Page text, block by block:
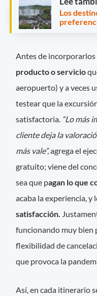
Los
Antes de
producto o servicio
aeropuerto) y a veces
testear que la
satisfactoria. “Lo más
cliente deja la
más vale”,agrega el
gratuito; viene del
sea que pagan lo que
acaba la experiencia, y
satisfacción.
funcionando muy bien
flexibilidad de
que provoca la
Así, en cada itinerario